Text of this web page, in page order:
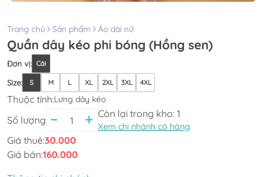
Trang chủ Sản phẩm Áo dài nữ
Quần dây kéo phi bóng (Hồng sen)
Đơn vị: Cái
Size: S M L XL 2XL 3XL 4XL
Thuộc tính:Lưng dây kéo
Số lượng
Còn lại trong kho: 1
Xem chi nhánh có hàng
Giá thuê:30.000
Giá bán:160.000